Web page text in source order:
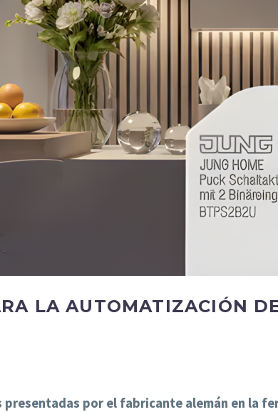
LA AUTOMATIZACIÓN
presentadas por el fabricante alemán en la